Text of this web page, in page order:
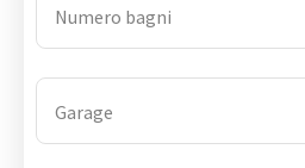
Numero bagni
Garage